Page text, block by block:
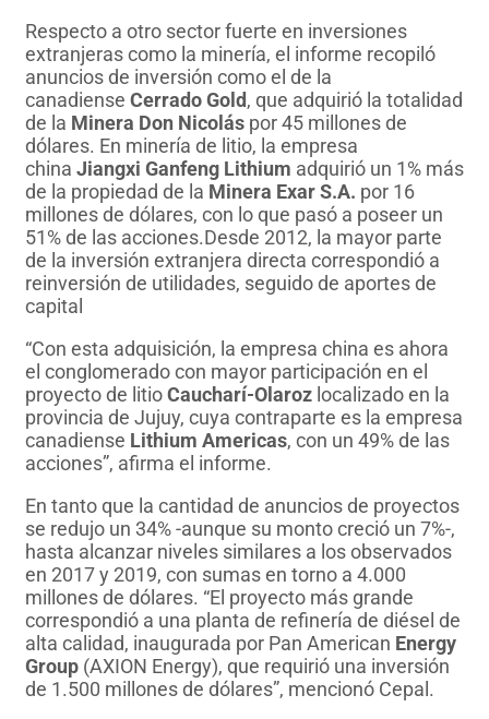
Respecto a otro sector fuerte en inversiones
extranjeras como la minería, el informe recopiló
anuncios de inversión como el de la
canadiense Cerrado Gold, que adquirió la totalidad
de la Minera Don Nicolás por 45 millones de
dólares. En minería de litio, la empresa
china Jiangxi Ganfeng Lithium adquirió un 1% más
de la propiedad de la Minera Exar S.A. por 16
millones de dólares, con lo que pasó a poseer un
51% de las acciones.Desde 2012, la mayor parte
de la inversión extranjera directa correspondió a
reinversión de utilidades, seguido de aportes de
capital
“Con esta adquisición, la empresa china es ahora
el conglomerado con mayor participación en el
proyecto de litioCaucharí-Olaroz localizado en la
provincia de Jujuy, cuya contraparte es la empresa
canadiense Lithium Americas, con un 49% de las
acciones”, afirma el informe.
En tanto que la cantidad de anuncios de proyectos
se redujo un 34% -aunque su monto creció un 7%-,
hasta alcanzar niveles similares a los observados
en 2017 y 2019, con sumas en torno a 4.000
millones de dólares. “El proyecto más grande
correspondió a una planta de refinería de diésel de
alta calidad, inaugurada por Pan American Energy
Group (AXION Energy), que requirió una inversión
de 1.500 millones de dólares”, mencionó Cepal.